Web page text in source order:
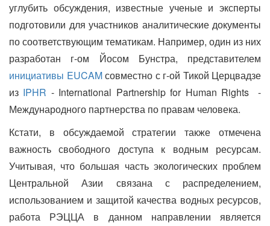
углубить обсуждения, известные ученые и эксперты
подготовили для участников аналитические документы
по соответствующим тематикам. Например, один из них
разработан г-ом Йосом Бунстра, представителем
инициативы EUCAMсовместно с г-ой Тикой Церцвадзе
из IPHR - International Partnership for Human Rights -
Международного партнерства по правам человека.
Кстати, в обсуждаемой стратегии также отмечена
важность свободного доступа к водным ресурсам.
Учитывая, что большая часть экологических проблем
Центральной Азии связана с распределением,
использованием и защитой качества водных ресурсов,
работа РЭЦЦА в данном направлении является